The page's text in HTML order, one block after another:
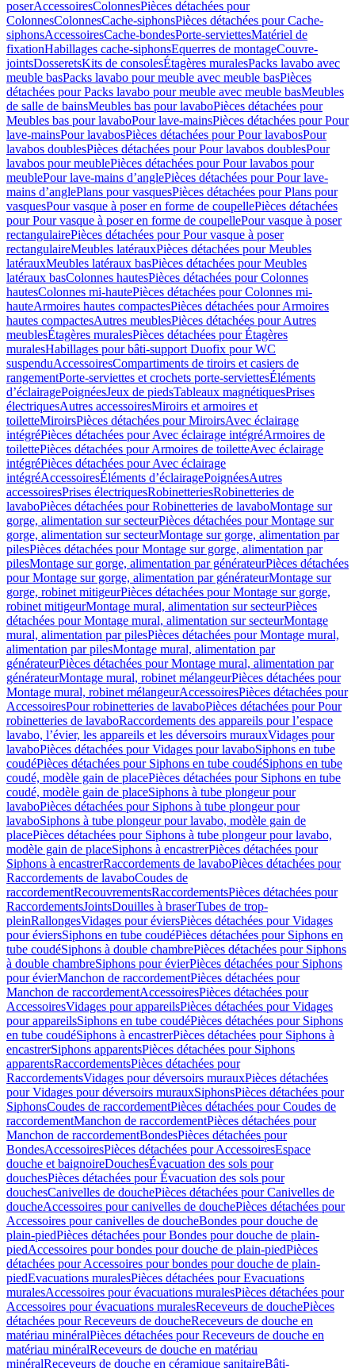
poserAccessoiresColonnesPièces détachées pour
ColonnesColonnesCache-siphonsPièces détachées pour Cache-
siphonsAccessoiresCache-bondesPorte-serviettesMatériel de
fixationHabillages cache-siphonsEquerres de montageCouvre-
jointsDosseretsKits de consolesÉtagères muralesPacks lavabo avec
meuble basPacks lavabo pour meuble avec meuble basPièces
détachées pour Packs lavabo pour meuble avec meuble basMeubles
de salle de bainsMeubles bas pour lavaboPièces détachées pour
Meubles bas pour lavaboPour lave-mainsPièces détachées pour Pour
lave-mainsPour lavabosPièces détachées pour Pour lavabosPour
lavabos doublesPièces détachées pour Pour lavabos doublesPour
lavabos pour meublePièces détachées pour Pour lavabos pour
meublePour lave-mains d’anglePièces détachées pour Pour lave-
mains d’anglePlans pour vasquesPièces détachées pour Plans pour
vasquesPour vasque à poser en forme de coupellePièces détachées
pour Pour vasque à poser en forme de coupellePour vasque à poser
rectangulairePièces détachées pour Pour vasque à poser
rectangulaireMeubles latérauxPièces détachées pour Meubles
latérauxMeubles latéraux basPièces détachées pour Meubles
latéraux basColonnes hautesPièces détachées pour Colonnes
hautesColonnes mi-hautePièces détachées pour Colonnes mi-
hauteArmoires hautes compactesPièces détachées pour Armoires
hautes compactesAutres meublesPièces détachées pour Autres
meublesÉtagères muralesPièces détachées pour Étagères
muralesHabillages pour bâti-support Duofix pour WC
suspenduAccessoiresCompartiments de tiroirs et casiers de
rangementPorte-serviettes et crochets porte-serviettesÉléments
d’éclairagePoignéesJeux de piedsTableaux magnétiquesPrises
électriquesAutres accessoiresMiroirs et armoires et
toiletteMiroirsPièces détachées pour MiroirsAvec éclairage
intégréPièces détachées pour Avec éclairage intégréArmoires de
toilettePièces détachées pour Armoires de toiletteAvec éclairage
intégréPièces détachées pour Avec éclairage
intégréAccessoiresÉléments d’éclairagePoignéesAutres
accessoiresPrises électriquesRobinetteriesRobinetteries de
lavaboPièces détachées pour Robinetteries de lavaboMontage sur
gorge, alimentation sur secteurPièces détachées pour Montage sur
gorge, alimentation sur secteurMontage sur gorge, alimentation par
pilesPièces détachées pour Montage sur gorge, alimentation par
pilesMontage sur gorge, alimentation par générateurPièces détachées
pour Montage sur gorge, alimentation par générateurMontage sur
gorge, robinet mitigeurPièces détachées pour Montage sur gorge,
robinet mitigeurMontage mural, alimentation sur secteurPièces
détachées pour Montage mural, alimentation sur secteurMontage
mural, alimentation par pilesPièces détachées pour Montage mural,
alimentation par pilesMontage mural, alimentation par
générateurPièces détachées pour Montage mural, alimentation par
générateurMontage mural, robinet mélangeurPièces détachées pour
Montage mural, robinet mélangeurAccessoiresPièces détachées pour
AccessoiresPour robinetteries de lavaboPièces détachées pour Pour
robinetteries de lavaboRaccordements des appareils pour l’espace
lavabo, l’évier, les appareils et les déversoirs murauxVidages pour
lavaboPièces détachées pour Vidages pour lavaboSiphons en tube
coudéPièces détachées pour Siphons en tube coudéSiphons en tube
coudé, modèle gain de placePièces détachées pour Siphons en tube
coudé, modèle gain de placeSiphons à tube plongeur pour
lavaboPièces détachées pour Siphons à tube plongeur pour
lavaboSiphons à tube plongeur pour lavabo, modèle gain de
placePièces détachées pour Siphons à tube plongeur pour lavabo,
modèle gain de placeSiphons à encastrerPièces détachées pour
Siphons à encastrerRaccordements de lavaboPièces détachées pour
Raccordements de lavaboCoudes de
raccordementRecouvrementsRaccordementsPièces détachées pour
RaccordementsJointsDouilles à braserTubes de trop-
pleinRallongesVidages pour éviersPièces détachées pour Vidages
pour éviersSiphons en tube coudéPièces détachées pour Siphons en
tube coudéSiphons à double chambrePièces détachées pour Siphons
à double chambreSiphons pour évierPièces détachées pour Siphons
pour évierManchon de raccordementPièces détachées pour
Manchon de raccordementAccessoiresPièces détachées pour
AccessoiresVidages pour appareilsPièces détachées pour Vidages
pour appareilsSiphons en tube coudéPièces détachées pour Siphons
en tube coudéSiphons à encastrerPièces détachées pour Siphons à
encastrerSiphons apparentsPièces détachées pour Siphons
apparentsRaccordementsPièces détachées pour
RaccordementsVidages pour déversoirs murauxPièces détachées
pour Vidages pour déversoirs murauxSiphonsPièces détachées pour
SiphonsCoudes de raccordementPièces détachées pour Coudes de
raccordementManchon de raccordementPièces détachées pour
Manchon de raccordementBondesPièces détachées pour
BondesAccessoiresPièces détachées pour AccessoiresEspace
douche et baignoireDouchesÉvacuation des sols pour
douchesPièces détachées pour Évacuation des sols pour
douchesCanivelles de douchePièces détachées pour Canivelles de
doucheAccessoires pour canivelles de douchePièces détachées pour
Accessoires pour canivelles de doucheBondes pour douche de
plain-piedPièces détachées pour Bondes pour douche de plain-
piedAccessoires pour bondes pour douche de plain-piedPièces
détachées pour Accessoires pour bondes pour douche de plain-
piedEvacuations muralesPièces détachées pour Evacuations
muralesAccessoires pour évacuations muralesPièces détachées pour
Accessoires pour évacuations muralesReceveurs de douchePièces
détachées pour Receveurs de doucheReceveurs de douche en
matériau minéralPièces détachées pour Receveurs de douche en
matériau minéralReceveurs de douche en matériau
minéralReceveurs de douche en céramique sanitaireBâti-